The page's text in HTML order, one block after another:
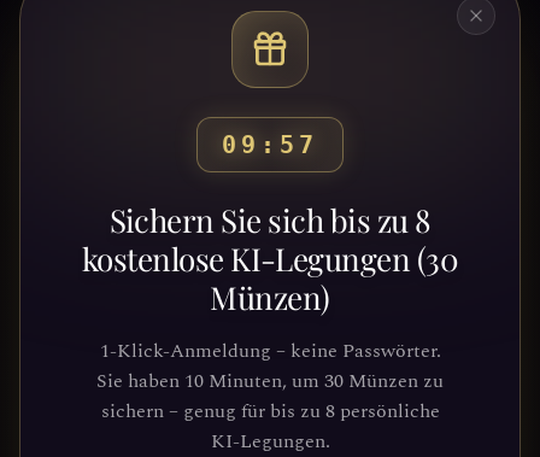
09:54
Sichern Sie sich bis zu 8
kostenlose KI-Legungen (30
Münzen)
1-Klick-Anmeldung – keine Passwörter.
Sie haben 10 Minuten, um 30 Münzen zu
sichern – genug für bis zu 8 persönliche
KI-Legungen.
Bereit, deinen Weg zu
entdecken?
Schließe dich Tausenden von
Suchenden an, die Klarheit und
Führung durch unsere Plattform
gefunden haben. Deine kosmische Reise
wartet.